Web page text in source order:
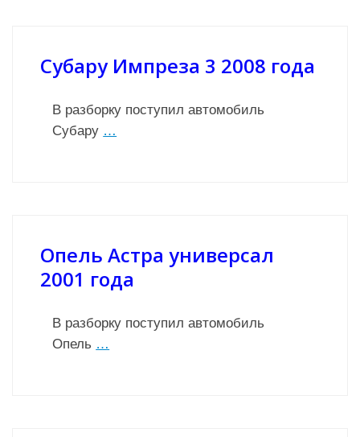
Субару Импреза 3 2008 года
В разборку поступил автомобиль
Субару …
Опель Астра универсал
2001 года
В разборку поступил автомобиль
Опель …